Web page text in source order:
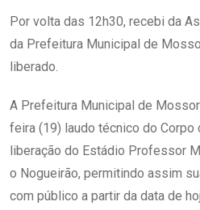
Por volta das 12h30, recebi da
da Prefeitura Municipal de
liberado.
A Prefeitura Municipal de
feira (19) laudo técnico do Corpo
liberação do Estádio Professor
o Nogueirão, permitindo assim
com público a partir da data de